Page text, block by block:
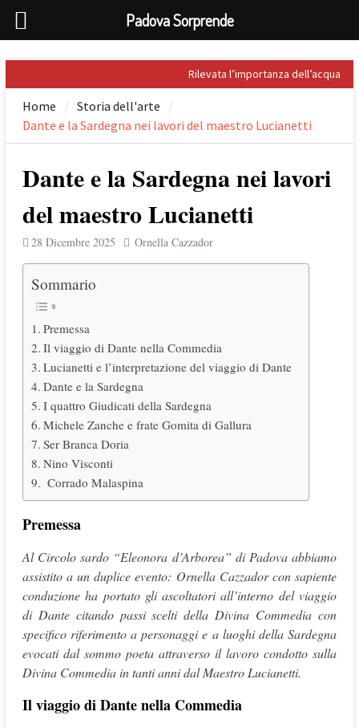
to
content
Rilevata l’importanza dell’acqua
nel Palladio
Caffè
Sandro Penna, poeta dell’eros
Tommaseo i due grandi letterati
che celebrarono Torreglia (PD)
Il tesoro nascosto di Padova: il
First Folio di Shakespeare
Home
Storia dell'arte
Dante e la Sardegna nei lavori del maestro Lucianetti
Dante e la Sardegna nei lavori
del maestro Lucianetti
28 Dicembre 2025 Ornella Cazzador
Sommario
Premessa
Il viaggio di Dante nella Commedia
Lucianetti e l’interpretazione del viaggio di Dante
Dante e la Sardegna
I quattro Giudicati della Sardegna
Michele Zanche e frate Gomita di Gallura
Ser Branca Doria
Nino Visconti
Corrado Malaspina
Premessa
Al Circolo sardo “Eleonora d’Arborea” di Padova abbiamo
assistito a un duplice evento: Ornella Cazzador con sapiente
conduzione ha portato gli ascoltatori all’interno del viaggio
di Dante citando passi scelti della Divina Commedia con
specifico riferimento a personaggi e a luoghi della Sardegna
evocati dal sommo poeta attraverso il lavoro condotto sulla
Divina Commedia in tanti anni dal Maestro Lucianetti.
Il viaggio di Dante nella Commedia
Padova Sorprende